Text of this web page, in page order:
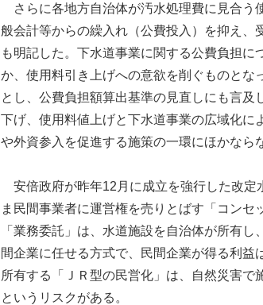
さらに各地方自治体が汚水処理費に見合う
般会計等からの繰入れ（公費投入）を抑え、
も明記した。下水道事業に関する公費負担
か、使用料引き上げへの意欲を削ぐものとな
とし、公費負担額算出基準の見直しにも言
下げ、使用料値上げと下水道事業の広域化
や外資参入を促進する施策の一環にほかなら
安倍政府が昨年12月に成立を強行した改定
ま民間事業者に運営権を売りとばす「コン
「業務委託」は、水道施設を自治体が所有
間企業に任せる方式で、民間企業が得る利
所有する「ＪＲ型の民営化」は、自然災害
というリスクがある。